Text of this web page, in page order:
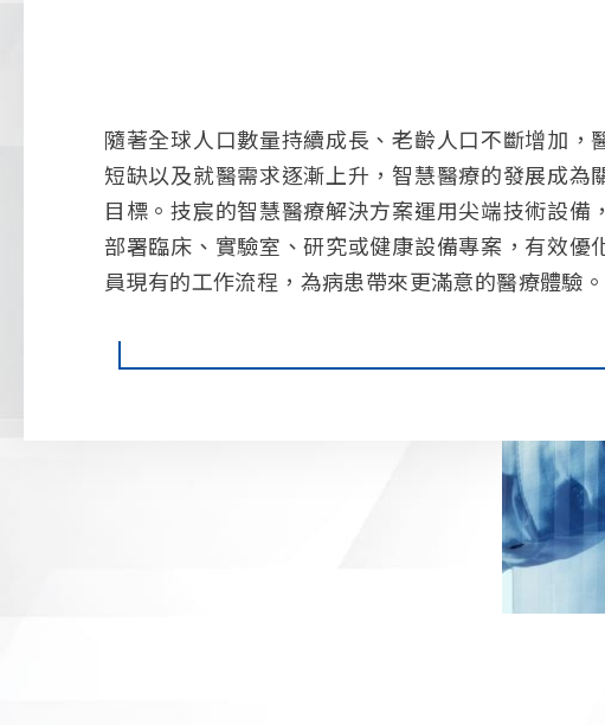
隨著全球人口數量持續成長、老齡人口不斷增加，
短缺以及就醫需求逐漸上升，智慧醫療的發展成為
目標。技宸的智慧醫療解決方案運用尖端技術設備
部署臨床、實驗室、研究或健康設備專案，有效優
員現有的工作流程，為病患帶來更滿意的醫療體驗。